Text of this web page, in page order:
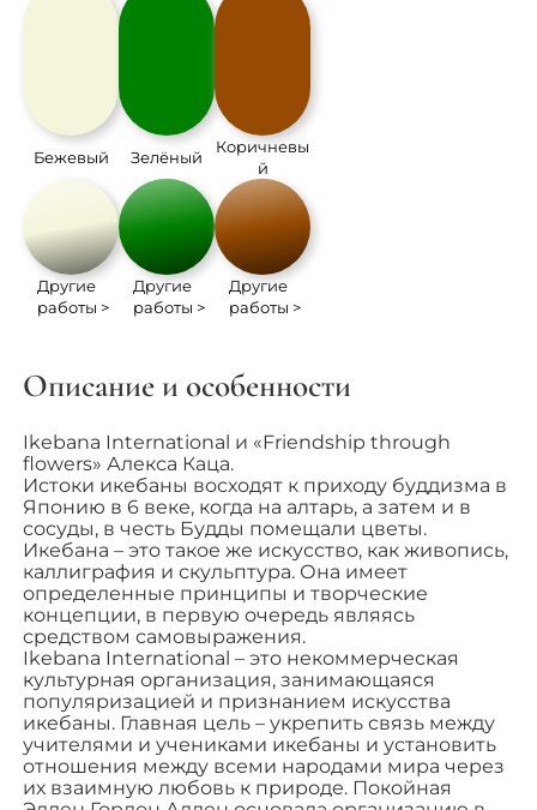
Бежевый
Другие
работы >
Зелёный
Другие
работы >
Коричневы
й
Другие
работы >
Описание и особенности
Ikebana International и «Friendship through
flowers» Алекса Каца.
Истоки икебаны восходят к приходу буддизма в
Японию в 6 веке, когда на алтарь, а затем и в
сосуды, в честь Будды помещали цветы.
Икебана – это такое же искусство, как живопись,
каллиграфия и скульптура. Она имеет
определенные принципы и творческие
концепции, в первую очередь являясь
средством самовыражения.
Ikebana International – это некоммерческая
культурная организация, занимающаяся
популяризацией и признанием искусства
икебаны. Главная цель – укрепить связь между
учителями и учениками икебаны и установить
отношения между всеми народами мира через
их взаимную любовь к природе. Покойная